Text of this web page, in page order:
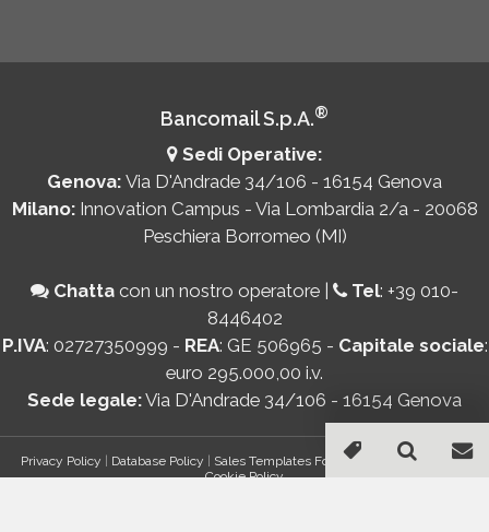
Bancomail S.p.A.®
Sedi Operative:
Genova: Via D'Andrade 34/106 - 16154 Genova
Milano: Innovation Campus - Via Lombardia 2/a - 20068
Peschiera Borromeo (MI)
Chatta con un nostro operatore | Tel: +39 010-
8446402
P.IVA: 02727350999 - REA: GE 506965 - Capitale sociale:
euro 295.000,00 i.v.
Sede legale:Via D'Andrade 34/106 - 16154 Genova
Privacy Policy | Database Policy | Sales Templates For Gmail - AddOn Policy|
Cookie Policy